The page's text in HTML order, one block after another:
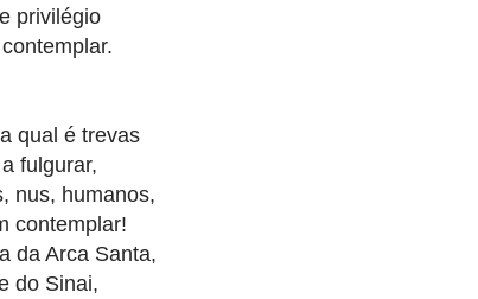
privilégio
qual é trevas
fulgurar,
nus, humanos,
contemplar!
da Arca Santa,
do Sinai,